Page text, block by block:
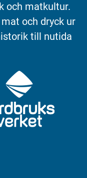
och matkultur.
och dryck ur
till nutida